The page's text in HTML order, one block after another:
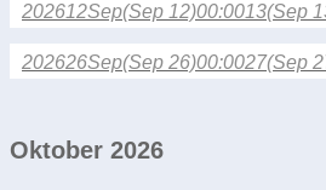
202612Sep(Sep 12)00:0013(Sep
202626Sep(Sep 26)00:0027(Sep
Oktober 2026